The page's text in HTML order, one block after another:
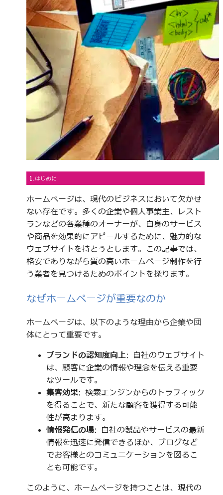
1.はじめに
ホームページは、現代のビジネスにおいて欠かせ
ない存在です。多くの企業や個人事業主、レスト
ランなどの各業種のオーナーが、自身のサービス
や商品を効果的にアピールするために、魅力的な
ウェブサイトを持とうとします。この記事では、
格安でありながら質の高いホームページ制作を行
う業者を見つけるためのポイントを探ります。
なぜホームページが重要なのか
ホームページは、以下のような理由から企業や団
体にとって重要です。
ブランドの認知度向上: 自社のウェブサイト
は、顧客に企業の情報や理念を伝える重要
なツールです。
集客効果: 検索エンジンからのトラフィック
を得ることで、新たな顧客を獲得する可能
性が高まります。
情報発信の場: 自社の製品やサービスの最新
情報を迅速に発信できるほか、ブログなど
でお客様とのコミュニケーションを図るこ
とも可能です。
このように、ホームページを持つことは、現代の